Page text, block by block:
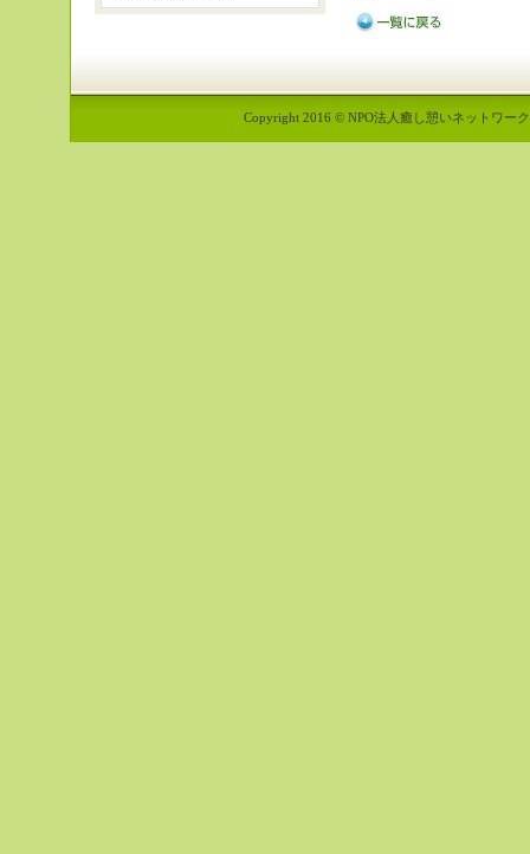
Copyright 2016 © NPO法人癒し憩いネットワー